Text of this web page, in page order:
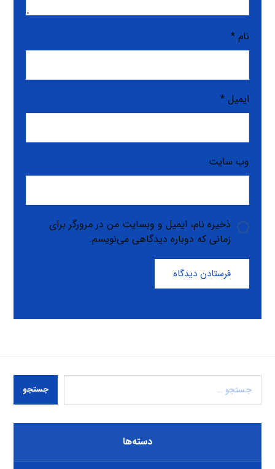
نام*
ایمیل*
وب‌ سایت
ذخیره نام، ایمیل و وبسایت من در مرورگر برای
زمانی که دوباره دیدگاهی می‌نویسم.
فرستادن دیدگاه
جستجو
دسته‌ها